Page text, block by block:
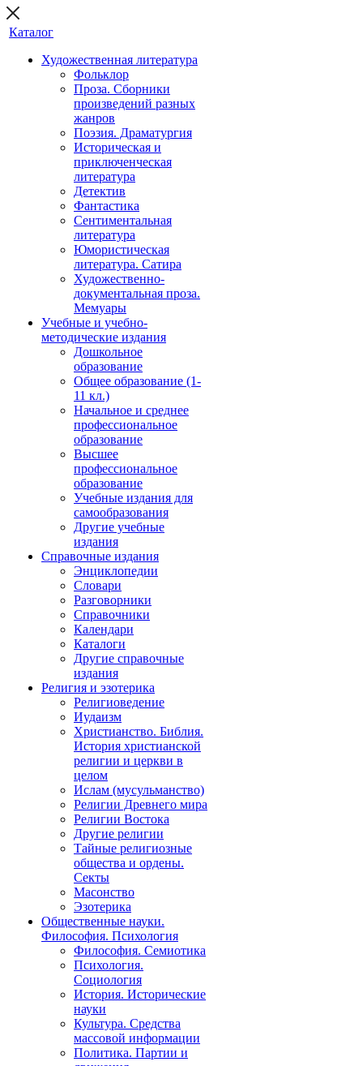
Каталог
Художественная литература
Фольклор
Проза. Сборники
произведений разных
жанров
Поэзия. Драматургия
Историческая и
приключенческая
литература
Детектив
Фантастика
Сентиментальная
литература
Юмористическая
литература. Сатира
Художественно-
документальная проза.
Мемуары
Учебные и учебно-
методические издания
Дошкольное
образование
Общее образование (1-
11 кл.)
Начальное и среднее
профессиональное
образование
Высшее
профессиональное
образование
Учебные издания для
самообразования
Другие учебные
издания
Справочные издания
Энциклопедии
Словари
Разговорники
Справочники
Календари
Каталоги
Другие справочные
издания
Религия и эзотерика
Религиоведение
Иудаизм
Христианство. Библия.
История христианской
религии и церкви в
целом
Ислам (мусульманство)
Религии Древнего мира
Религии Востока
Другие религии
Тайные религиозные
общества и ордены.
Секты
Масонство
Эзотерика
Общественные науки.
Философия. Психология
Философия. Семиотика
Психология.
Социология
История. Исторические
науки
Культура. Средства
массовой информации
Политика. Партии и